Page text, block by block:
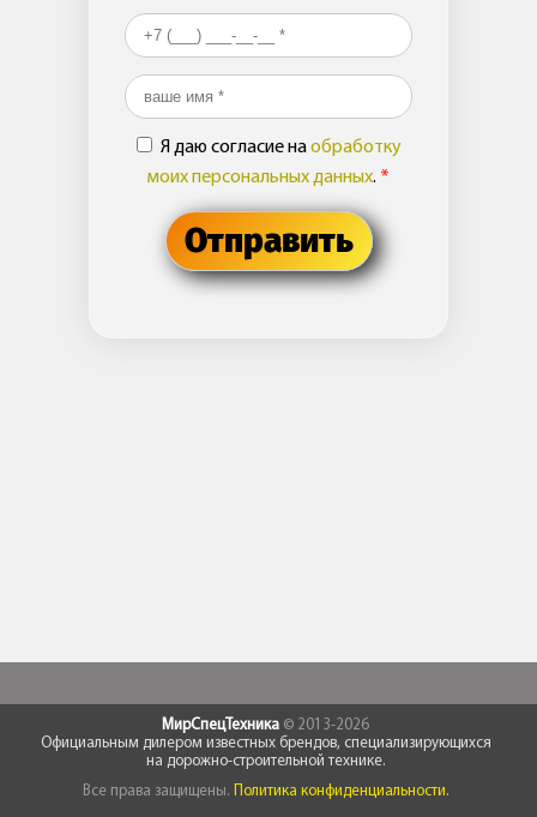
Ваш номер телефона
Ваше имя
Я даю согласие наобработку
моих персональных данных. *
МирСпецТехника © 2013-2026
Официальным дилером известных брендов, специализирующихся
на дорожно-строительной технике.
Все права защищены.
Политика конфиденциальности.